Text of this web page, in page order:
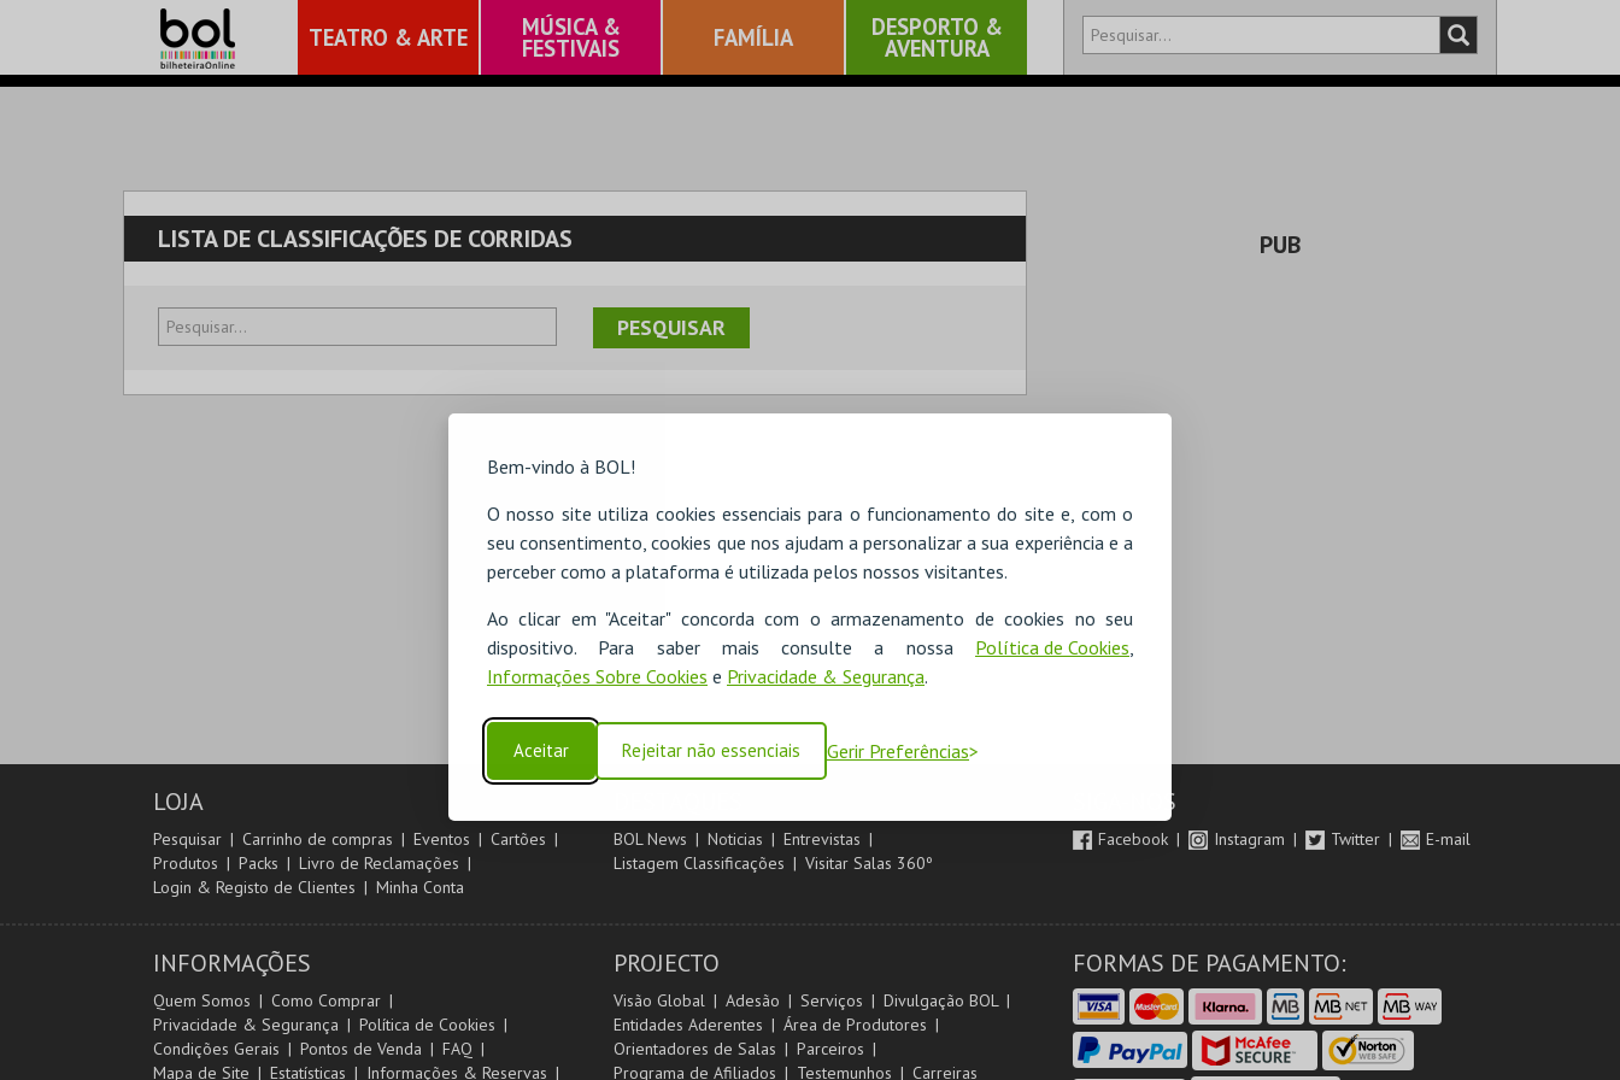
Bem-vindo à BOL!
O nosso site utiliza cookies essenciais para o funcionamento do site e, com o
seu consentimento, cookies que nos ajudam a personalizar a sua experiência e a
perceber como a plataforma é utilizada pelos nossos visitantes.
Ao clicar em "Aceitar" concorda com o armazenamento de cookies no seu
dispositivo. Para saber mais consulte a nossa Política de Cookies,
Informações Sobre Cookies e Privacidade & Segurança.
Aceitar Rejeitar não essenciais Gerir Preferências
TEATRO & ARTE MÚSICA &
FESTIVAIS FAMÍLIA DESPORTO &
AVENTURA
LISTA DE CLASSIFICAÇÕES DE CORRIDAS PUB
LOJA
Pesquisar Carrinho de compras Eventos
Cartões
Produtos
Packs
Livro de Reclamações
Login & Registo de Clientes
Minha Conta
BOL News Noticias
Entrevistas
Listagem Classificações
Visitar Salas 360º
SIGA-NOS
Facebook Instagram Twitter E-mail
INFORMAÇÕES
Quem Somos
Como Comprar
Privacidade & Segurança
Política de Cookies
Condições Gerais
Pontos de Venda
FAQ
Mapa de Site
Estatísticas Informações & Reservas
PROJECTO
Visão Global Adesão Serviços
Divulgação BOL
Entidades Aderentes
Área de Produtores
Orientadores de Salas
Parceiros
Programa de Afiliados
Testemunhos Carreiras
FORMAS DE PAGAMENTO: